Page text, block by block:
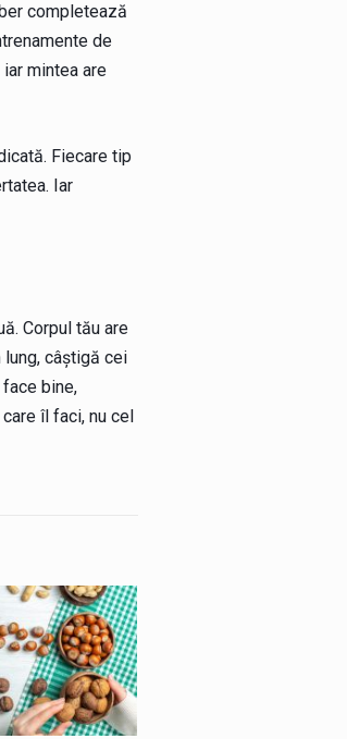
completează
de
mintea are
Fiecare tip
Iar
Corpul tău are
câștigă cei
bine,
îl faci, nu cel